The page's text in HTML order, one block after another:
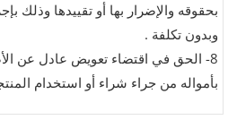
بحقوقه والإضرار بها أو تقييدها وذلك
وبدون تكلفة .
8- الحق في اقتضاء تعويض عادل عن
بأمواله من جراء شراء أو استخدام